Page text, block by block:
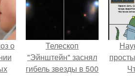
о
Телескоп
"Эйнштейн" заснял
гибель звезды в 500